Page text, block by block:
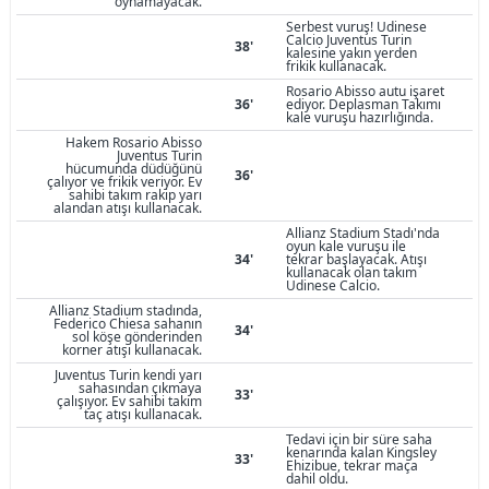
38'
Serbest vuruş! Udinese
Calcio Juventus Turin
kalesine yakın yerden
frikik kullanacak.
36'
Rosario Abisso autu işaret
ediyor. Deplasman Takımı
kale vuruşu hazırlığında.
Hakem Rosario Abisso
Juventus Turin
hücumunda düdüğünü
çalıyor ve frikik veriyor. Ev
sahibi takım rakip yarı
alandan atışı kullanacak.
36'
34'
Allianz Stadium Stadı'nda
oyun kale vuruşu ile
tekrar başlayacak. Atışı
kullanacak olan takım
Udinese Calcio.
Allianz Stadium stadında,
Federico Chiesa sahanın
sol köşe gönderinden
korner atışı kullanacak.
34'
Juventus Turin kendi yarı
sahasından çıkmaya
çalışıyor. Ev sahibi takım
taç atışı kullanacak.
33'
33'
Tedavi için bir süre saha
kenarında kalan Kingsley
Ehizibue, tekrar maça
dahil oldu.